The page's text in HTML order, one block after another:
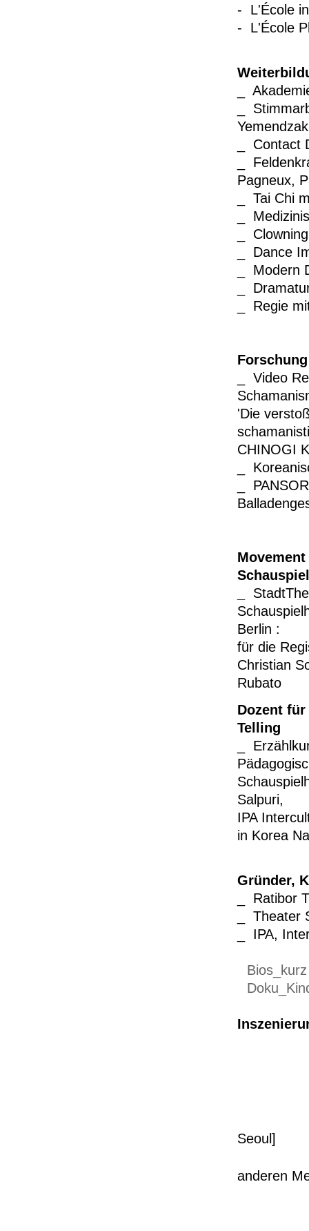
- L'École
- L'École
_
_
_ Contact
_
Pagneux,
_ Tai Chi
_
_
_ Dance
Modern
_
_ Regie
_ Video
'Die
CHINOGI
_
_
Berlin :
für die
Christian
Rubato
Dozent
Telling
Salpuri,
IPA
in Korea
Gründer,
_ Ratibor
_ Theater
_ IPA,
Seoul]
anderen